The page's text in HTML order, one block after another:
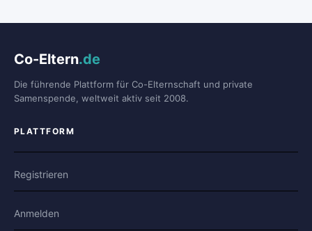
Co-Eltern.de
Die führende Plattform für Co-Elternschaft und private
Samenspende, weltweit aktiv seit 2008.
PLATTFORM
Registrieren
Anmelden